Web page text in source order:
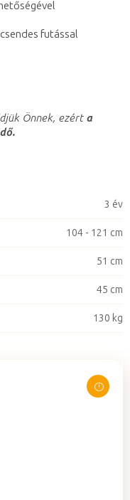
futással
Önnek, ezért a
3 év
104 - 121 cm
51 cm
45 cm
130 kg